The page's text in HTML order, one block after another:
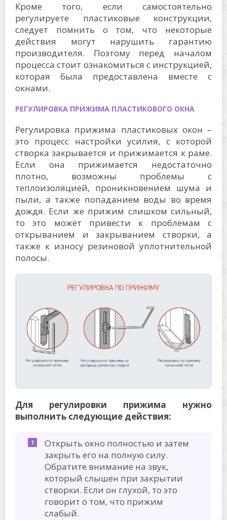
Кроме того, если самостоятельно
регулируете пластиковые конструкции,
следует помнить о том, что некоторые
действия могут нарушить гарантию
производителя. Поэтому перед началом
процесса стоит ознакомиться с инструкцией,
которая была предоставлена вместе с
окнами.
РЕГУЛИРОВКА ПРИЖИМА ПЛАСТИКОВОГО ОКНА
Регулировка прижима пластиковых окон –
это процесс настройки усилия, с которой
створка закрывается и прижимается к раме.
Если она прижимается недостаточно
плотно, возможны проблемы с
теплоизоляцией, проникновением шума и
пыли, а также попаданием воды во время
дождя. Если же прижим слишком сильный,
то это может привести к проблемам с
открыванием и закрыванием створки, а
также к износу резиновой уплотнительной
полосы.
Для регулировки прижима нужно
выполнить следующие действия:
Открыть окно полностью и затем
закрыть его на полную силу.
Обратите внимание на звук,
который слышен при закрытии
створки. Если он глухой, то это
говорит о том, что прижим
слабый.